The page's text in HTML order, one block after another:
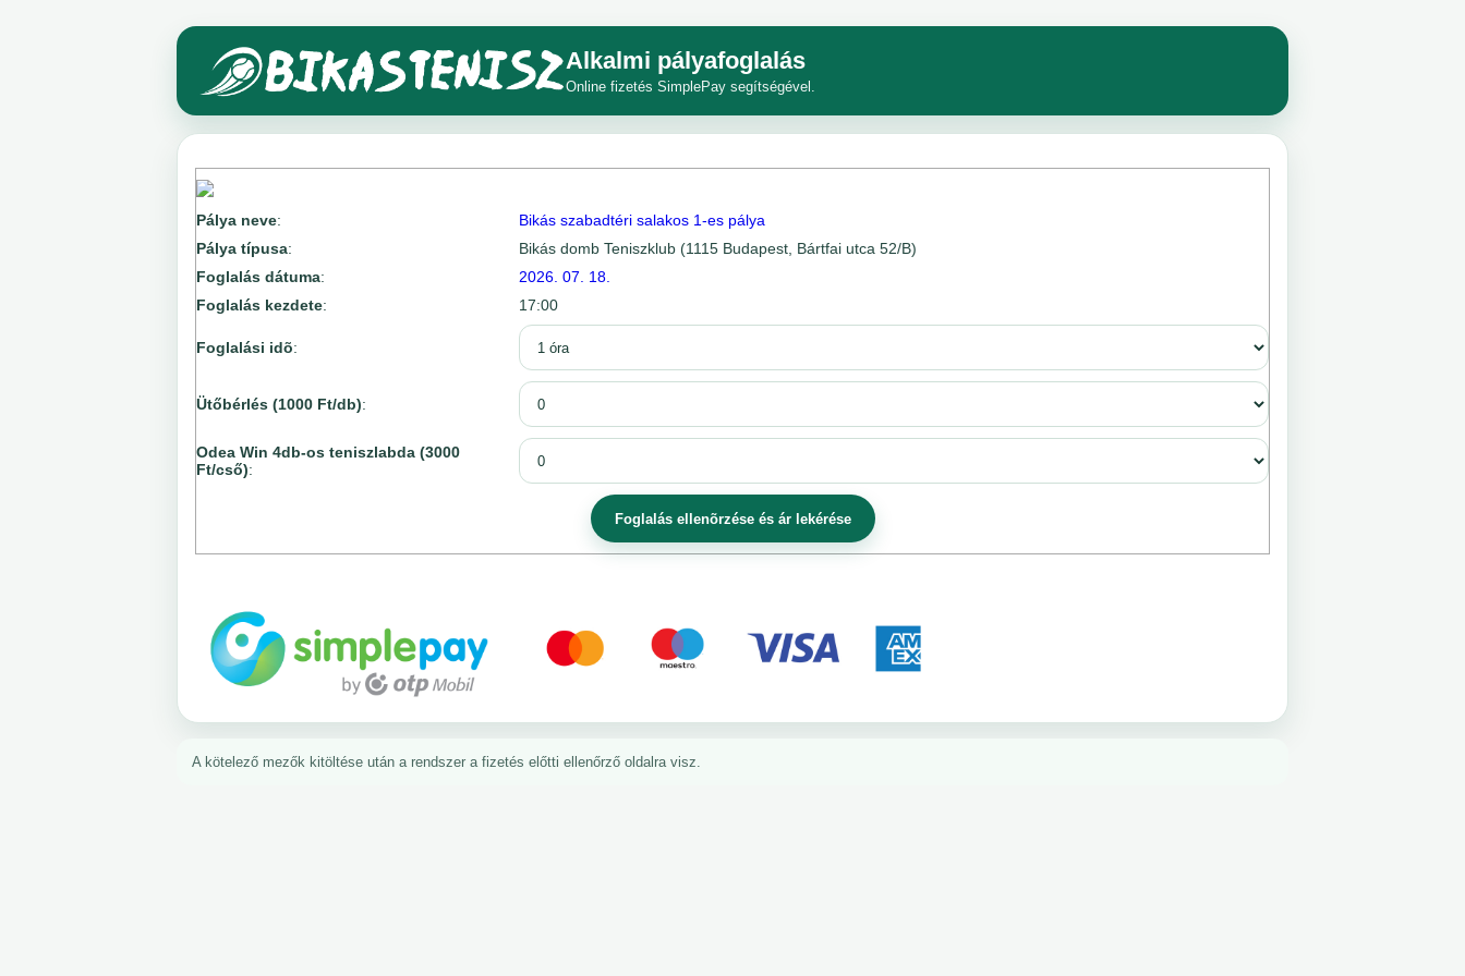
Alkalmi pályafoglalás
Online fizetés SimplePay segítségével.
Pálya neve:
Bikás szabadtéri salakos 1-es pálya
Pálya típusa:
Bikás domb Teniszklub (1115 Budapest, Bártfai utca 52/B)
Foglalás dátuma:
2026. 07. 18.
Foglalás kezdete: 17:00
Foglalási idõ:
Ütőbérlés (1000 Ft/db):
Odea Win 4db-os teniszlabda (3000
Ft/cső):
A kötelező mezők kitöltése után a rendszer a fizetés előtti ellenőrző oldalra visz.